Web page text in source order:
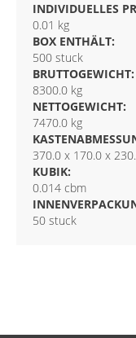
INDIVIDUELLES
0.01 kg
BOX ENTHÄLT:
500 stuck
BRUTTOGEWICHT:
8300.0 kg
NETTOGEWICHT:
7470.0 kg
370.0 x 170.0 x
KUBIK:
0.014 cbm
50 stuck